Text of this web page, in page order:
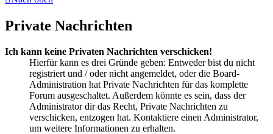
Private Nachrichten
Ich kann keine Privaten Nachrichten verschicken!
Hierfür kann es drei Gründe geben: Entweder bist du nicht
registriert und / oder nicht angemeldet, oder die Board-
Administration hat Private Nachrichten für das komplette
Forum ausgeschaltet. Außerdem könnte es sein, dass der
Administrator dir das Recht, Private Nachrichten zu
verschicken, entzogen hat. Kontaktiere einen Administrator,
um weitere Informationen zu erhalten.